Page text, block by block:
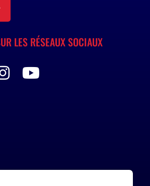
LES RÉSEAUX SOCIAUX